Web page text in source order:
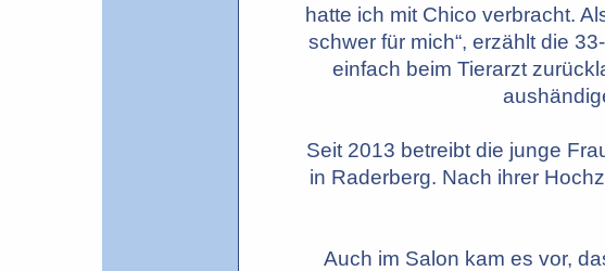
hatte ich mit Chico verbracht.
schwer für mich“, erzählt die
einfach beim Tierarzt
Seit 2013 betreibt die junge
in Raderberg. Nach ihrer
Auch im Salon kam es vor,